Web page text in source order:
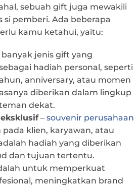
sebuah gift juga mewakili
si pemberi. Ada beberapa
kamu ketahui, yaitu:
banyak jenis gift yang
hadiah personal, seperti
anniversary, atau momen
diberikan dalam lingkup
dekat.
– souvenir perusahaan
klien, karyawan, atau
hadiah yang diberikan
dan tujuan tertentu.
untuk memperkuat
meningkatkan brand